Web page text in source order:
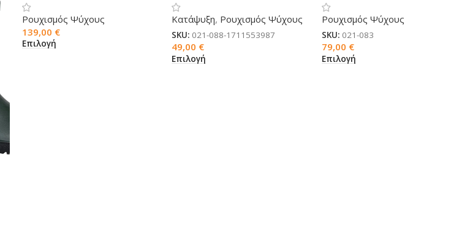
Ρουχισμός Ψύχους
139,00 €
Επιλογή
Κατάψυξη, Ρουχισμός Ψύχους
SKU: 021-088-1711553987
49,00 €
Επιλογή
Ρουχισμός Ψύχους
SKU: 021-083
79,00 €
Επιλογή